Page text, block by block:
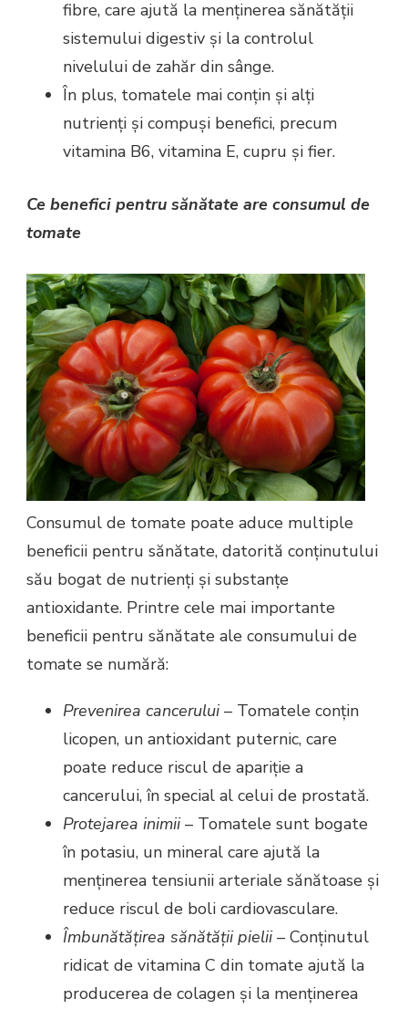
fibre, care ajută la menținerea sănătății
sistemului digestiv și la controlul
nivelului de zahăr din sânge.
În plus, tomatele mai conțin și alți
nutrienți și compuși benefici, precum
vitamina B6, vitamina E, cupru și fier.
Ce benefici pentru sănătate are consumul de
tomate
Consumul de tomate poate aduce multiple
beneficii pentru sănătate, datorită conținutului
său bogat de nutrienți și substanțe
antioxidante. Printre cele mai importante
beneficii pentru sănătate ale consumului de
tomate se numără:
Prevenirea cancerului– Tomatele conțin
licopen, un antioxidant puternic, care
poate reduce riscul de apariție a
cancerului, în special al celui de prostată.
Protejarea inimii– Tomatele sunt bogate
în potasiu, un mineral care ajută la
menținerea tensiunii arteriale sănătoase și
reduce riscul de boli cardiovasculare.
Îmbunătățirea sănătății pielii– Conținutul
ridicat de vitamina C din tomate ajută la
producerea de colagen și la menținerea